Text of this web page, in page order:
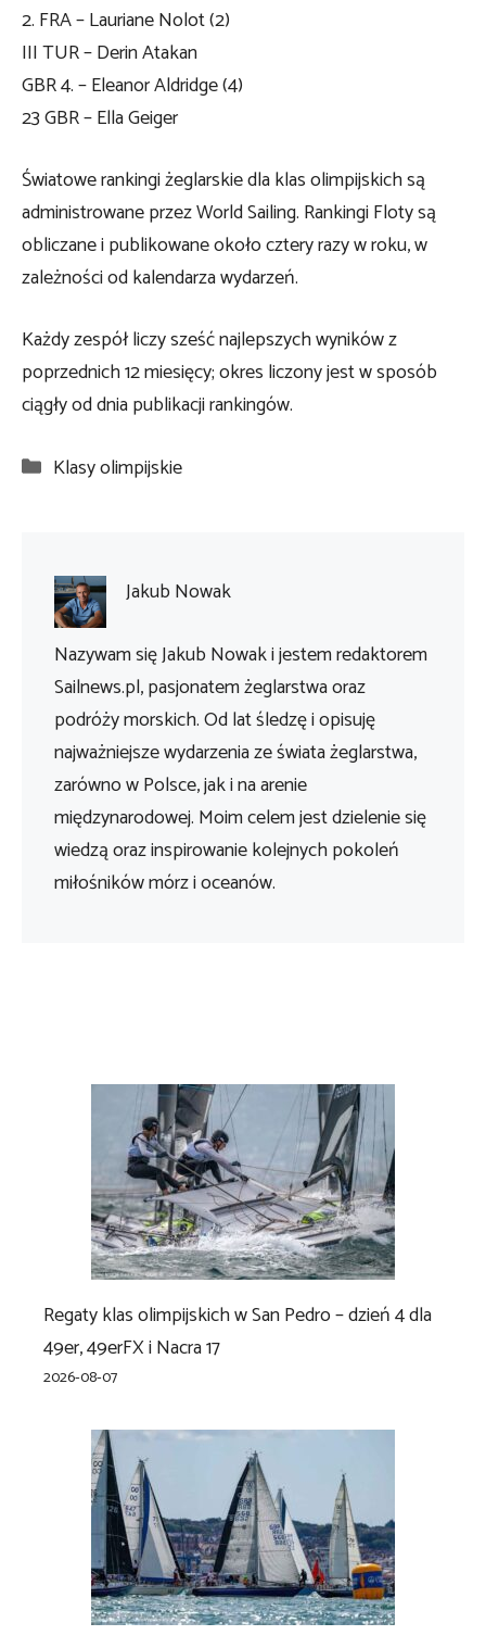
2. FRA – Lauriane Nolot (2)
III TUR – Derin Atakan
GBR 4. – Eleanor Aldridge (4)
23 GBR – Ella Geiger
Światowe rankingi żeglarskie dla klas olimpijskich są
administrowane przez World Sailing. Rankingi Floty są
obliczane i publikowane około cztery razy w roku, w
zależności od kalendarza wydarzeń.
Każdy zespół liczy sześć najlepszych wyników z
poprzednich 12 miesięcy; okres liczony jest w sposób
ciągły od dnia publikacji rankingów.
Kategorie
Klasy olimpijskie
Jakub Nowak
Nazywam się Jakub Nowak i jestem redaktorem
Sailnews.pl, pasjonatem żeglarstwa oraz
podróży morskich. Od lat śledzę i opisuję
najważniejsze wydarzenia ze świata żeglarstwa,
zarówno w Polsce, jak i na arenie
międzynarodowej. Moim celem jest dzielenie się
wiedzą oraz inspirowanie kolejnych pokoleń
miłośników mórz i oceanów.
Regaty klas olimpijskich w San Pedro – dzień 4 dla
49er, 49erFX i Nacra 17
2026-08-07